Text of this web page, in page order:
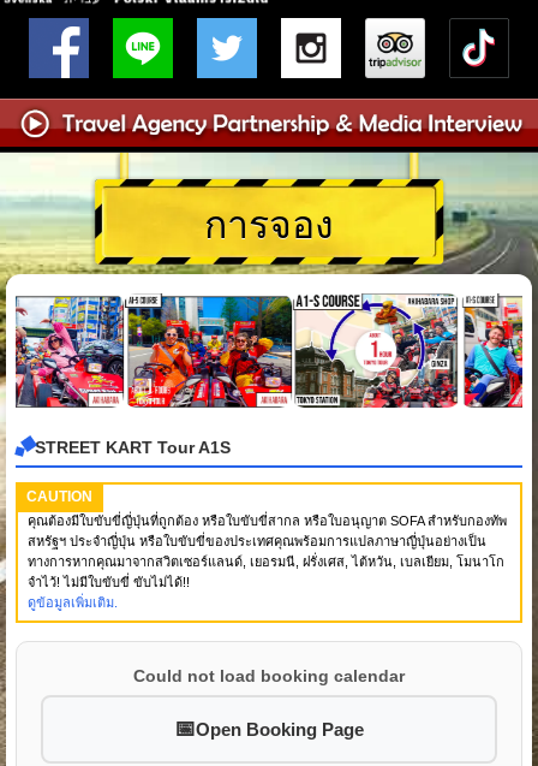
การจอง
STREET KART Tour A1S
CAUTION
คุณต้องมีใบขับขี่ญี่ปุ่นที่ถูกต้อง หรือใบขับขี่สากล หรือใบอนุญาต SOFA สำหรับกองทัพ
สหรัฐฯ ประจำญี่ปุ่น หรือใบขับขี่ของประเทศคุณพร้อมการแปลภาษาญี่ปุ่นอย่างเป็น
ทางการหากคุณมาจากสวิตเซอร์แลนด์, เยอรมนี, ฝรั่งเศส, ไต้หวัน, เบลเยียม, โมนาโก
จำไว้! ไม่มีใบขับขี่ ขับไม่ได้!!
ดูข้อมูลเพิ่มเติม.
Could not load booking calendar
Open Booking Page